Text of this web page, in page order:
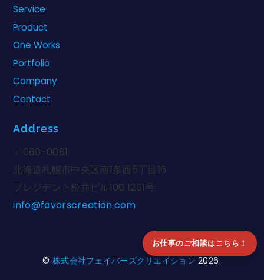
Service
Product
One Works
Portfolio
Company
Contact
Address
〒060-0061
北海道札幌市中央区南1条西5丁目16
プレジデント松井ビル100 1201号
info@favorscreation.com
© 株式会社フェイバーズクリエイション 2026
お仕事のご相談はこちら！